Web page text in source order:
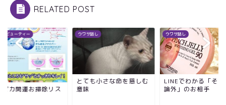
RELATED POST
&ビューティー
ピカ開運お掃除リス
ウワサ話し
とても小さな命を慈しむ
意味
ウワサ話し
LINEでわかる「そも
論外」のお相手